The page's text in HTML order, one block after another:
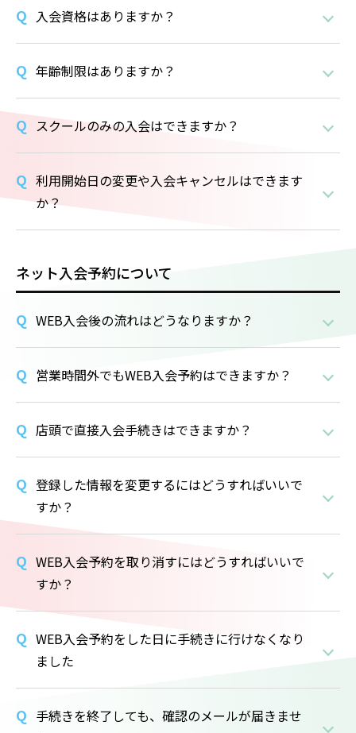
入会資格はありますか？
年齢制限はありますか？
スクールのみの入会はできますか？
利用開始日の変更や入会キャンセルはできます
か？
ネット入会予約について
WEB入会後の流れはどうなりますか？
営業時間外でもWEB入会予約はできますか？
店頭で直接入会手続きはできますか？
登録した情報を変更するにはどうすればいいで
すか？
WEB入会予約を取り消すにはどうすればいいで
すか？
WEB入会予約をした日に手続きに行けなくなり
ました
手続きを終了しても、確認のメールが届きませ